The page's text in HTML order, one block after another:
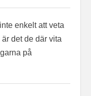
enkelt att veta
det de där vita
på